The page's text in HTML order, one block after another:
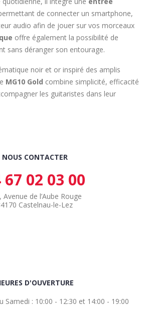
de connecter un smartphone,
audio afin de jouer sur vos morceaux
offre également la possibilité de
sans déranger son entourage.
noir et or inspiré des amplis
MG10 Gold combine simplicité, efficacité
les guitaristes dans leur
NOUS CONTACTER
67 02 03 00
Avenue de l’Aube Rouge
Castelnau-le-Lez
D'OUVERTURE
Samedi : 10:00 - 12:30 et 14:00 - 19:00